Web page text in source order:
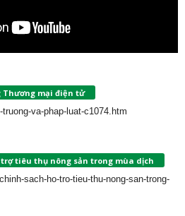
Thương mại điện tử
va-phap-luat-c1074.htm
tiêu thụ nông sản trong mùa dịch
sach-ho-tro-tieu-thu-nong-san-trong-